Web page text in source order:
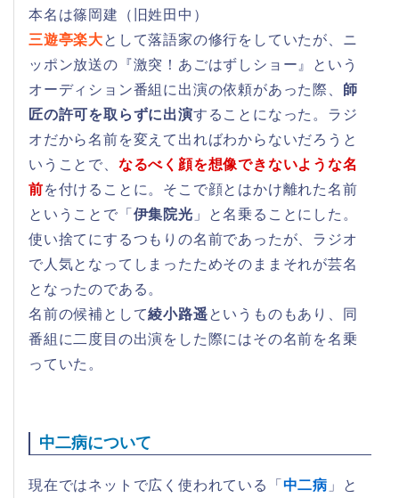
本名は篠岡建（旧姓田中）
三遊亭楽大として落語家の修行をしていたが、ニ
ッポン放送の『激突！あごはずしショー』という
オーディション番組に出演の依頼があった際、 師
匠の許可を取らずに出演することになった。ラジ
オだから名前を変えて出ればわからないだろうと
いうことで、 なるべく顔を想像できないような名
前を付けることに。そこで顔とはかけ離れた名前
ということで「 伊集院光 」と名乗ることにした。
使い捨てにするつもりの名前であったが、ラジオ
で人気となってしまったためそのままそれが芸名
となったのである。
名前の候補として綾小路遥というものもあり、同
番組に二度目の出演をした際にはその名前を名乗
っていた。
中二病について
現在ではネットで広く使われている「 中二病 」と